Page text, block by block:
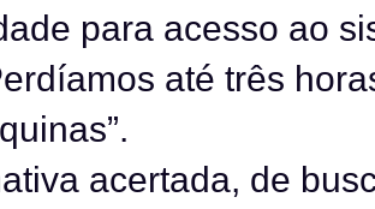
para acesso ao
até três
acertada, de